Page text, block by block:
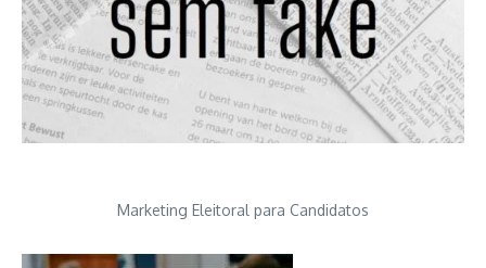
Marketing Eleitoral para Candidatos